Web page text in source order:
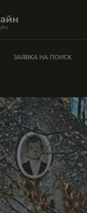
ЗАЯВКА НА ПОИСК